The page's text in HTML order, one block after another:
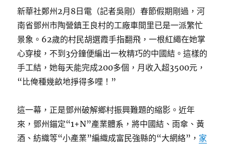
新華社鄭州2月8日電（記者吳剛）春節假期剛過，河
南省鄧州市陶營鎮王良村的工廠車間里已是一派繁忙
景象。62歲的村民胡選霞手指翻飛，一根紅繩在她掌
心穿梭，不到3分鐘便編出一枚精巧的中國結。這樣的
手工結，她每天能完成200多個，月收入超3500元，
“比俺種幾畝地掙得多哩！”
這一幕，正是鄧州破解鄉村振興難題的縮影。近年
來，鄧州錨定“1+N”產業體系，將中國結、雨傘、黃
酒、紡織等“小產業”編織成富民強縣的“大網絡”， 家